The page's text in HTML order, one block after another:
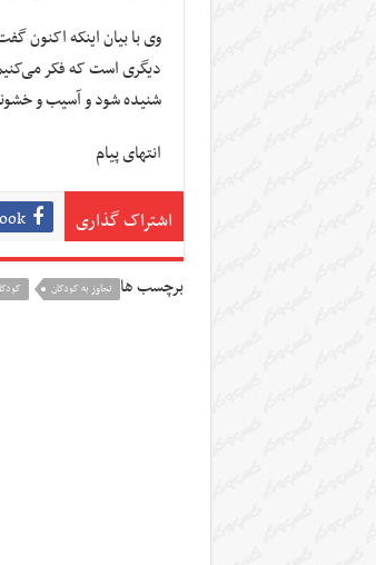
وی با بیان اینکه اکنون
دیگری است که فکر
شنیده شود و آسیب‌ و
انتهای پیام
اشتراک گذاری
برچسب ها تجاوز به کودکان